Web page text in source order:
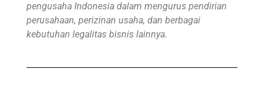
pengusaha Indonesia dalam mengurus pendirian
perusahaan, perizinan usaha, dan berbagai
kebutuhan legalitas bisnis lainnya.